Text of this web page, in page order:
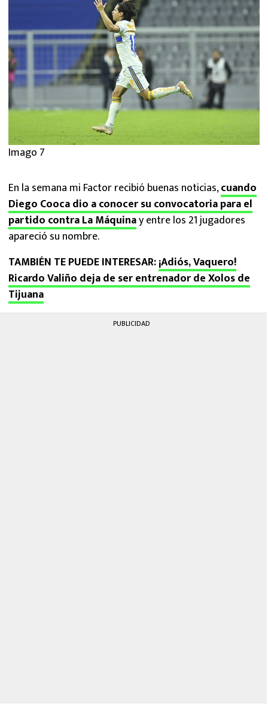
Imago 7
En la semana mi Factor recibió buenas noticias,cuando
Diego Cooca dio a conocer su convocatoria para el
partido contra La Máquinay entre los 21 jugadores
apareció su nombre.
TAMBIÉN TE PUEDE INTERESAR:¡Adiós, Vaquero!
Ricardo Valiño deja de ser entrenador de Xolos de
Tijuana
PUBLICIDAD